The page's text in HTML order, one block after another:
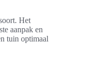
Het
aanpak en
tuin optimaal